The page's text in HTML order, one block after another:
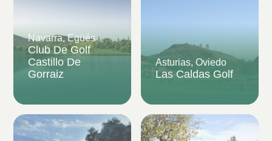
Navarra, Egüés
Club De Golf
Castillo De
Gorraiz
Asturias, Oviedo
Las Caldas Golf